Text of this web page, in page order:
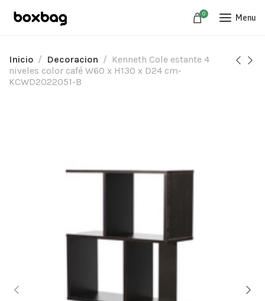
0 Menu
Inicio Decoracion
Kenneth Cole estante 4
niveles color café W60 x H130 x D24 cm-
KCWD2022051-B